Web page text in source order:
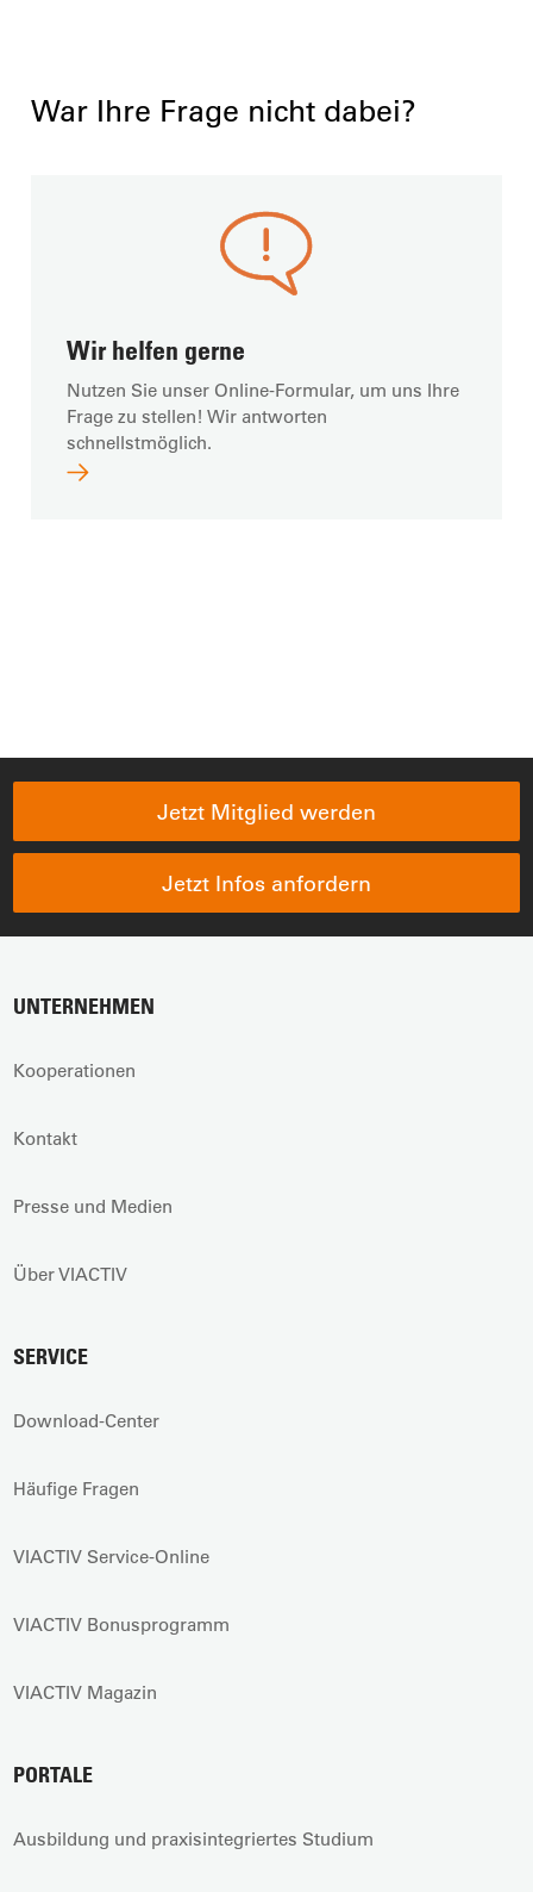
War Ihre Frage nicht dabei?
Wir helfen gerne
Nutzen Sie unser Online-Formular, um uns Ihre
Frage zu stellen! Wir antworten
schnellstmöglich.
Jetzt Mitglied werden
Jetzt Infos anfordern
UNTERNEHMEN
Kooperationen
Kontakt
Presse und Medien
Über VIACTIV
SERVICE
Download-Center
Häufige Fragen
VIACTIV Service-Online
VIACTIV Bonusprogramm
VIACTIV Magazin
PORTALE
Ausbildung und praxisintegriertes Studium